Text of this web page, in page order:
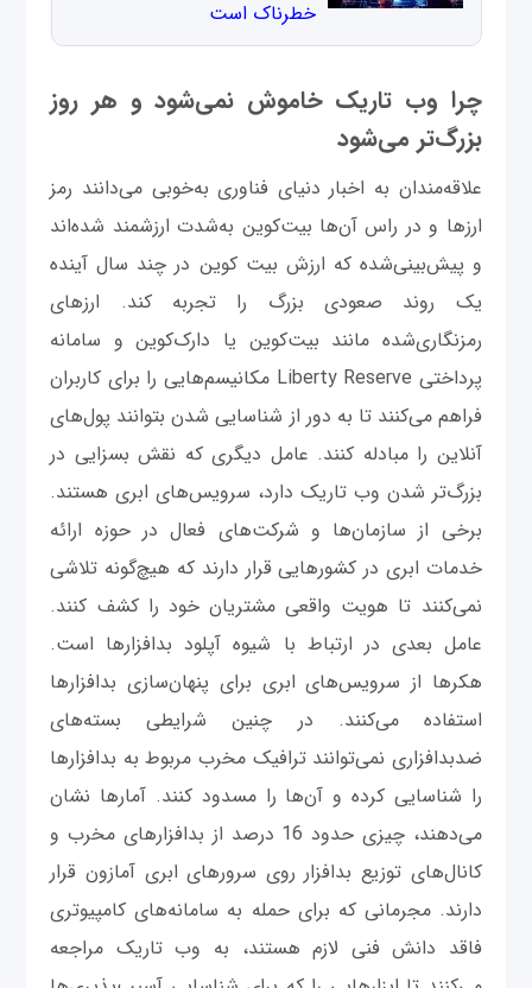
خطرناک است
چرا وب تاریک خاموش نمی‌شود و هر روز
بزرگ‌تر می‌شود
علاقه‌مندان به اخبار دنیای فناوری به‌خوبی می‌دانند رمز
ارزها و در راس آن‌ها بیت‌کوین به‌شدت ارزشمند شده‌اند
و پیش‌بینی‌شده که ارزش بیت کوین در چند سال آینده
یک روند صعودی بزرگ را تجربه کند. ارزهای
رمزنگاری‌شده مانند بیت‌کوین یا دارک‌کوین و سامانه
پرداختی Liberty Reserve مکانیسم‌هایی را برای کاربران
فراهم می‌کنند تا به دور از شناسایی شدن بتوانند پول‌های
آنلاین را مبادله کنند. عامل دیگری که نقش بسزایی در
بزرگ‌تر شدن وب تاریک دارد، سرویس‌های ابری هستند.
برخی از سازمان‌ها و شرکت‌های فعال در حوزه ارائه
خدمات ابری در کشورهایی قرار دارند که هیچ‌گونه تلاشی
نمی‌کنند تا هویت واقعی مشتریان خود را کشف کنند.
عامل بعدی در ارتباط با شیوه آپلود بدافزارها است.
هکرها از سرویس‌های ابری برای پنهان‌سازی بدافزارها
استفاده می‌کنند. در چنین شرایطی بسته‌های
ضدبدافزاری نمی‌توانند ترافیک مخرب مربوط به بدافزارها
را شناسایی کرده و آن‌ها را مسدود کنند. آمارها نشان
می‌دهند، چیزی حدود 16 درصد از بدافزارهای مخرب و
کانال‌های توزیع بدافزار روی سرورهای ابری آمازون قرار
دارند. مجرمانی که برای حمله به سامانه‌های کامپیوتری
فاقد دانش فنی لازم هستند، به وب تاریک مراجعه